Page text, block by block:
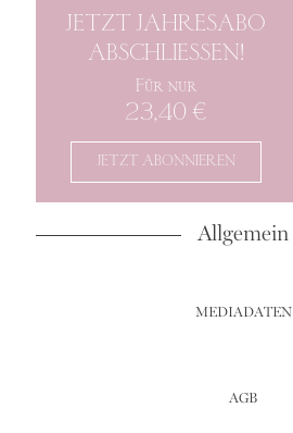
JETZT JAHRESABO
ABSCHLIESSEN!
Für nur
JETZT ABONNIEREN
23,40 €
Allgemein
MEDIADATEN
AGB